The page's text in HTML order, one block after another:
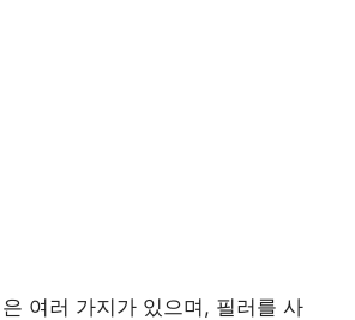
여러 가지가 있으며, 필러를 사